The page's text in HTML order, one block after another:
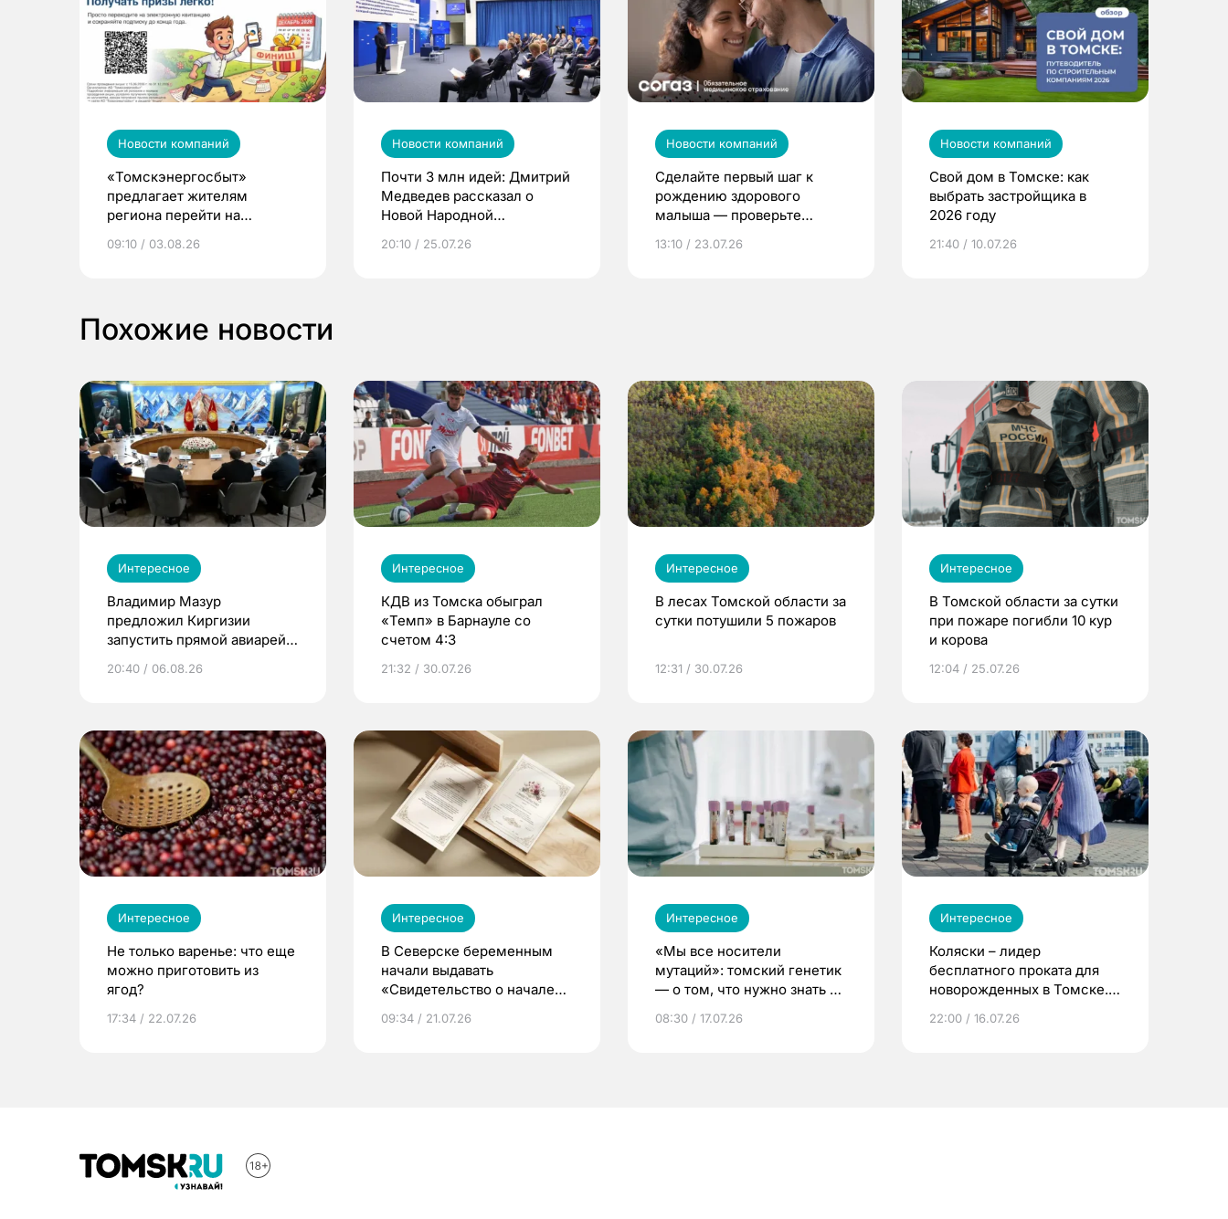
Новости компаний
«Томскэнергосбыт»
предлагает жителям
региона перейти на
выиграть призы
09:10 / 03.08.26
Новости компаний
Почти 3 млн идей: Дмитрий
Медведев рассказал о
Новой Народной
20:10 / 25.07.26
Новости компаний
Сделайте первый шаг к
рождению здорового
малыша — проверьте
по ОМС!
13:10 / 23.07.26
Новости компаний
Свой дом в Томске: как
выбрать застройщика в
2026 году
21:40 / 10.07.26
Похожие новости
Интересное
Владимир Мазур
предложил Киргизии
запустить прямой авиарейс
20:40 / 06.08.26
Интересное
КДВ из Томска обыграл
«Темп» в Барнауле со
счетом 4:3
21:32 / 30.07.26
Интересное
В лесах Томской области за
сутки потушили 5 пожаров
12:31 / 30.07.26
Интересное
В Томской области за сутки
при пожаре погибли 10 кур
и корова
12:04 / 25.07.26
Интересное
Не только варенье: что еще
можно приготовить из
ягод?
17:34 / 22.07.26
Интересное
В Северске беременным
начали выдавать
«Свидетельство о начале
09:34 / 21.07.26
Интересное
«Мы все носители
мутаций»: томский генетик
— о том, что нужно знать до
08:30 / 17.07.26
Интересное
Коляски – лидер
бесплатного проката для
новорожденных в Томске.
22:00 / 16.07.26